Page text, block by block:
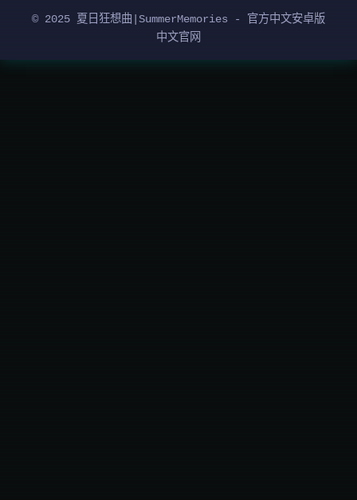
© 2025 夏日狂想曲|SummerMemories - 官方中文安卓版
中文官网